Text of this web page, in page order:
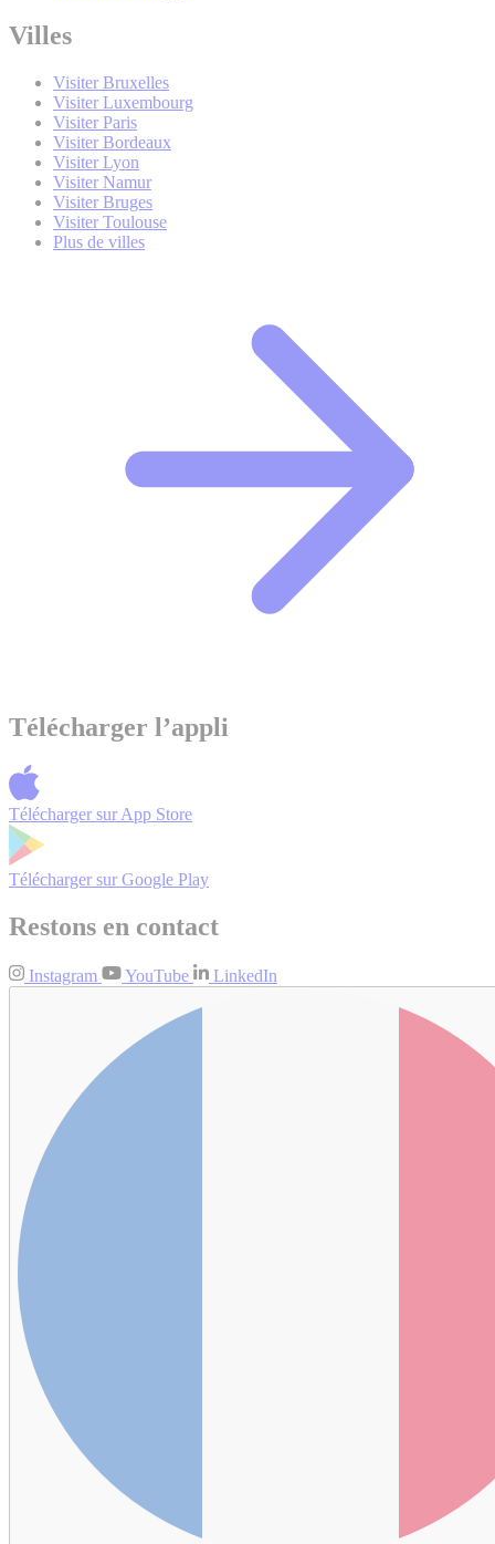
Villes
Visiter Bruxelles
Visiter Luxembourg
Visiter Paris
Visiter Bordeaux
Visiter Lyon
Visiter Namur
Visiter Bruges
Visiter Toulouse
Plus de villes
Télécharger l’appli
Télécharger sur App Store
Télécharger sur Google Play
Restons en contact
Instagram YouTube LinkedIn